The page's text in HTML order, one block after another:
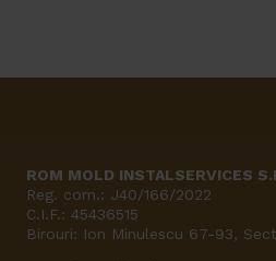
ROM MOLD INSTALSERVICES
Reg. com.: J40/166/2022
C.I.F.: 45436515
Birouri: Ion Minulescu 67-93,